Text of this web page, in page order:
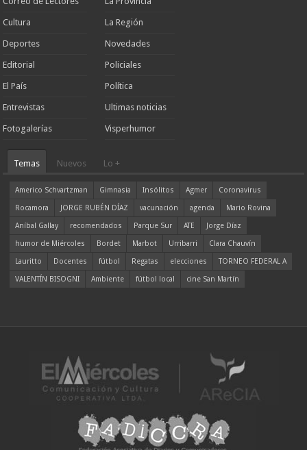
Cultura
Deportes
Editorial
El País
Entrevistas
Fotogalerías
La Región
Novedades
Policiales
Política
Ultimas noticias
Visperhumor
Temas Nuevos Lo +
Americo Schvartzman Gimnasia Insólitos Agmer
Coronavirus
Rocamora
JORGE RUBÉN DÍAZ vacunación agenda
Mario Rovina
Aníbal Gallay
recomendados Parque Sur ATE
Jorge Díaz
humor de Miércoles
Bordet Marbot Urribarri
Clara Chauvín
Lauritto
Docentes fútbol Regatas elecciones
TORNEO FEDERAL A
VALENTÍN BISOGNI
Ambiente fútbol local cine San Martín